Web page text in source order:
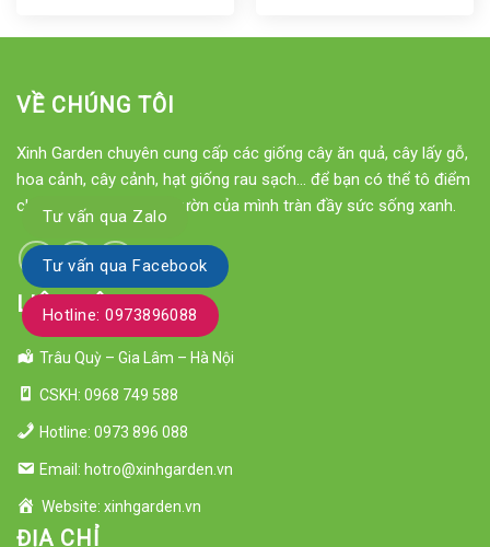
VỀ CHÚNG TÔI
Xinh Garden chuyên cung cấp các giống cây ăn quả, cây lấy gỗ,
hoa cảnh, cây cảnh, hạt giống rau sạch... để bạn có thể tô điểm
cho ngôi nhà hay khu vườn của mình tràn đầy sức sống xanh.
LIÊN HỆ
Trâu Quỳ – Gia Lâm – Hà Nội
CSKH: 0968 749 588
Hotline: 0973 896 088
Email: hotro@xinhgarden.vn
Website: xinhgarden.vn
ĐỊA CHỈ
Tư vấn qua Zalo
Tư vấn qua Facebook
Hotline: 0973896088